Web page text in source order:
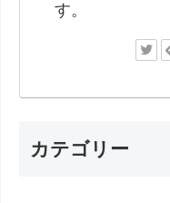
す。
カテゴリー